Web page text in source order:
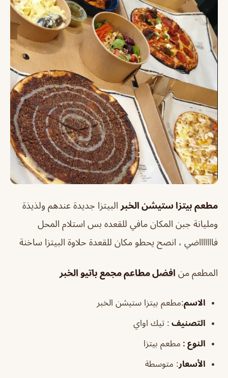
مطعم بيتزا ستيشن الخبر البيتزا جديدة عندهم ولذيذة
ومليانة جبن المكان مافي للقعده بس استلام المحل
فاااااااضي ، انصح يحطو مكان للقعدة حلاوة البيتزا ساخنة
المطعم من افضل مطاعم مجمع باتيو الخبر
الاسم:مطعم بيتزا ستيشن الخبر
التصنيف : تيك اواي
النوع : مطعم بيتزا
الأسعار: متوسطة